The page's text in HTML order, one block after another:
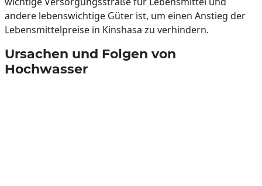
andere lebenswichtige Güter ist, um einen Anstieg der
Lebensmittelpreise in Kinshasa zu verhindern.
Ursachen und Folgen von
Hochwasser